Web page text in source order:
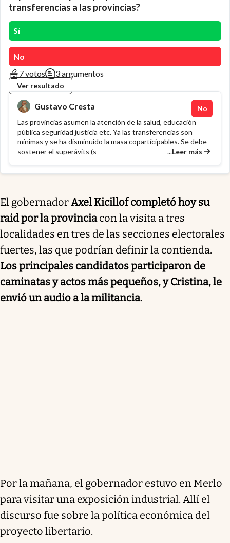
transferencias a las provincias?
Sí
No
7 votos
3 argumentos
Ver resultado
Gustavo Cresta
No
Las provincias asumen la atención de la salud, educación
pública seguridad justicia etc. Ya las transferencias son
mínimas y se ha disminuido la masa copartícipables. Se debe
sostener el superávits (s
...Leer más
El gobernadorAxel Kicillof completó hoy su
raid por la provinciacon la visita a tres
localidades en tres de las secciones electorales
fuertes, las que podrían definir la contienda.
Los principales candidatos participaron de
caminatas y actos más pequeños, y Cristina, le
envió un audio a la militancia.
Por la mañana, el gobernador estuvo en Merlo
para visitar una exposición industrial. Allí el
discurso fue sobre la política económica del
proyecto libertario.